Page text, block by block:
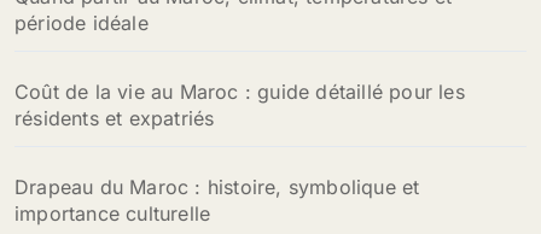
période idéale
Coût de la vie au Maroc : guide détaillé pour les
résidents et expatriés
Drapeau du Maroc : histoire, symbolique et
importance culturelle